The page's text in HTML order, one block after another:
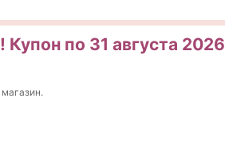
по 31 августа 2026